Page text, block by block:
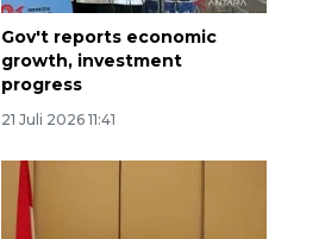
Gov't reports economic
growth, investment
progress
21 Juli 2026 11:41